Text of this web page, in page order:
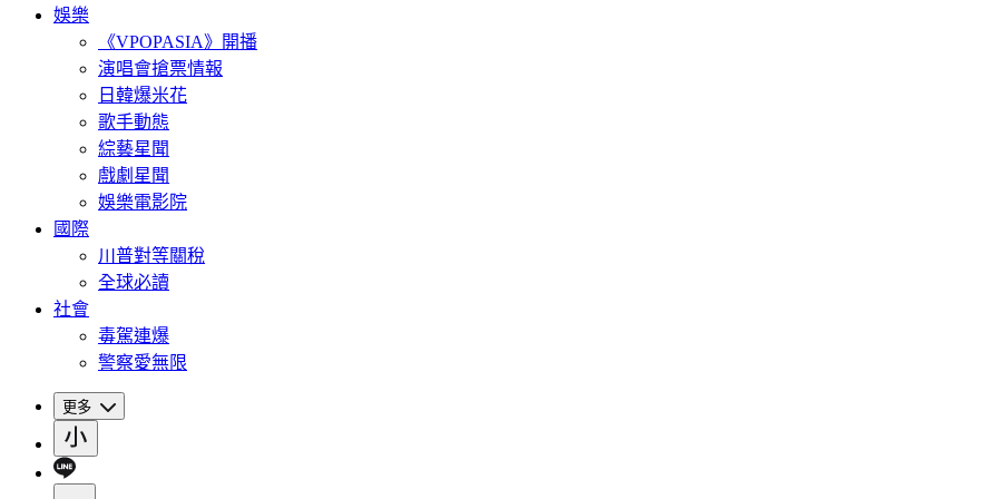
娛樂
《VPOPASIA》開播
演唱會搶票情報
日韓爆米花
歌手動態
綜藝星聞
戲劇星聞
娛樂電影院
國際
川普對等關稅
全球必讀
社會
毒駕連爆
警察愛無限
更多